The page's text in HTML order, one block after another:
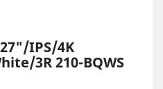
IPS/4K
3R 210-BQWS